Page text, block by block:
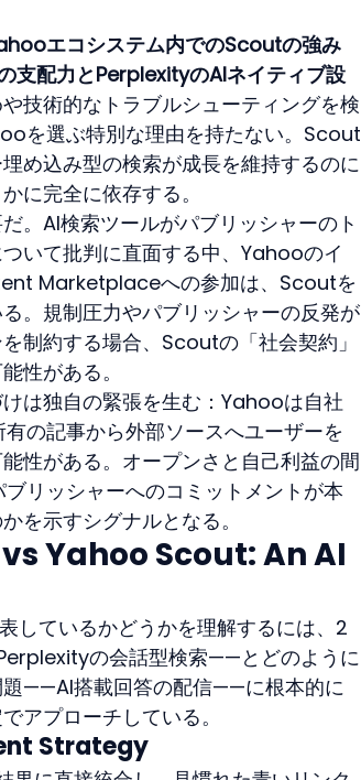
エコシステム内でのScoutの強み
支配力とPerplexityのAIネイティブ設
技術的なトラブルシューティングを検
を選ぶ特別な理由を持たない。Scout
め込み型の検索が成長を維持するのに
に完全に依存する。
。AI検索ツールがパブリッシャーのト
いて批判に直面する中、Yahooのイ
Marketplaceへの参加は、Scoutを
。規制圧力やパブリッシャーの反発が
制約する場合、Scoutの「社会契約」
性がある。
は独自の緊張を生む：Yahooは自社
の記事から外部ソースへユーザーを
性がある。オープンさと自己利益の間
リッシャーへのコミットメントが本
を示すシグナルとなる。
Yahoo Scout: An AI
しているかどうかを理解するには、2
の会話型検索——とどのように
題——AI搭載回答の配信——に根本的に
アプローチしている。
Strategy